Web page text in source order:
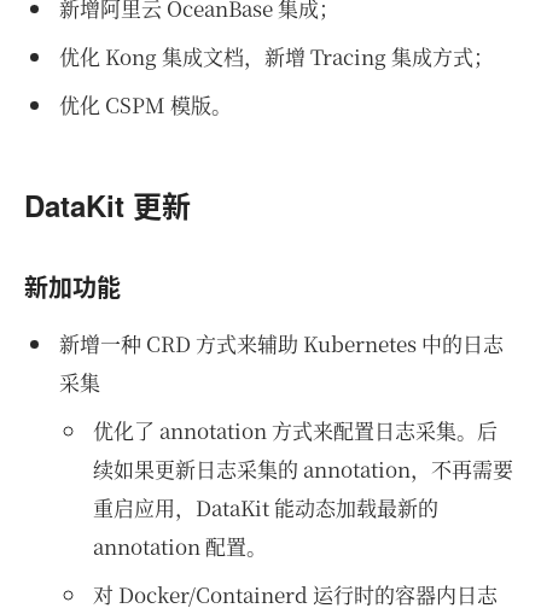
新增阿里云 OceanBase 集成；
优化 Kong 集成文档，新增 Tracing 集成方式；
优化 CSPM 模版。
DataKit 更新
新加功能
新增一种 CRD 方式来辅助 Kubernetes 中的日志
采集
优化了 annotation 方式来配置日志采集。后
续如果更新日志采集的 annotation，不再需要
重启应用，DataKit 能动态加载最新的
annotation 配置。
对 Docker/Containerd 运行时的容器内日志